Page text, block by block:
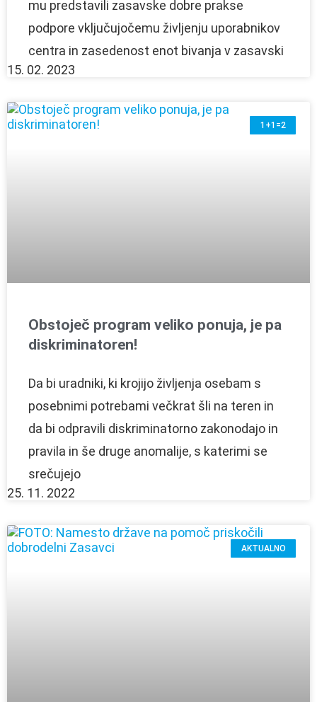
mu predstavili zasavske dobre prakse
podpore vključujočemu življenju uporabnikov
centra in zasedenost enot bivanja v zasavski
15. 02. 2023
1+1=2
Obstoječ program veliko ponuja, je pa
diskriminatoren!
Da bi uradniki, ki krojijo življenja osebam s
posebnimi potrebami večkrat šli na teren in
da bi odpravili diskriminatorno zakonodajo in
pravila in še druge anomalije, s katerimi se
srečujejo
25. 11. 2022
AKTUALNO